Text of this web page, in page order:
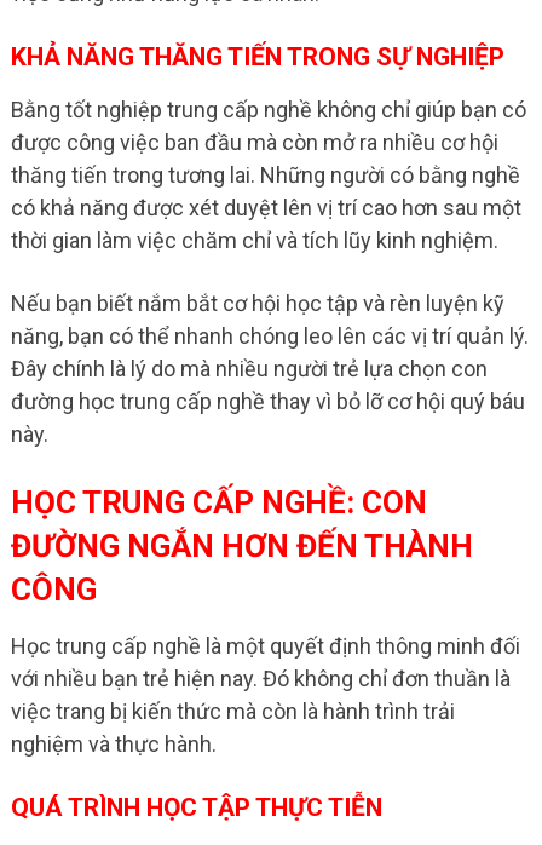
KHẢ NĂNG THĂNG TIẾN TRONG SỰ NGHIỆP
Bằng tốt nghiệp trung cấp nghề không chỉ giúp bạn có
được công việc ban đầu mà còn mở ra nhiều cơ hội
thăng tiến trong tương lai. Những người có bằng nghề
có khả năng được xét duyệt lên vị trí cao hơn sau một
thời gian làm việc chăm chỉ và tích lũy kinh nghiệm.
Nếu bạn biết nắm bắt cơ hội học tập và rèn luyện kỹ
năng, bạn có thể nhanh chóng leo lên các vị trí quản lý.
Đây chính là lý do mà nhiều người trẻ lựa chọn con
đường học trung cấp nghề thay vì bỏ lỡ cơ hội quý báu
này.
HỌC TRUNG CẤP NGHỀ: CON
ĐƯỜNG NGẮN HƠN ĐẾN THÀNH
CÔNG
Học trung cấp nghề là một quyết định thông minh đối
với nhiều bạn trẻ hiện nay. Đó không chỉ đơn thuần là
việc trang bị kiến thức mà còn là hành trình trải
nghiệm và thực hành.
QUÁ TRÌNH HỌC TẬP THỰC TIỄN